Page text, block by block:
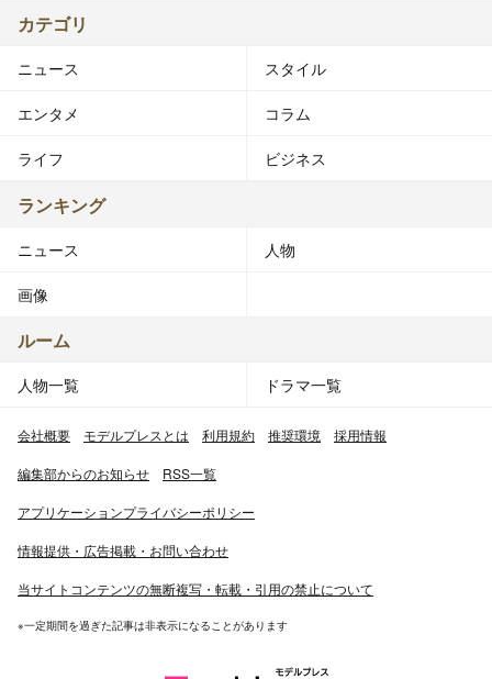
カテゴリ
ニュース スタイル
エンタメ コラム
ライフ ビジネス
ランキング
ニュース 人物
画像
ルーム
人物一覧 ドラマ一覧
会社概要 モデルプレスとは 利用規約 推奨環境 採用情報
編集部からのお知らせ RSS一覧
アプリケーションプライバシーポリシー
情報提供・広告掲載・お問い合わせ
当サイトコンテンツの無断複写・転載・引用の禁止について
※一定期間を過ぎた記事は非表示になることがあります